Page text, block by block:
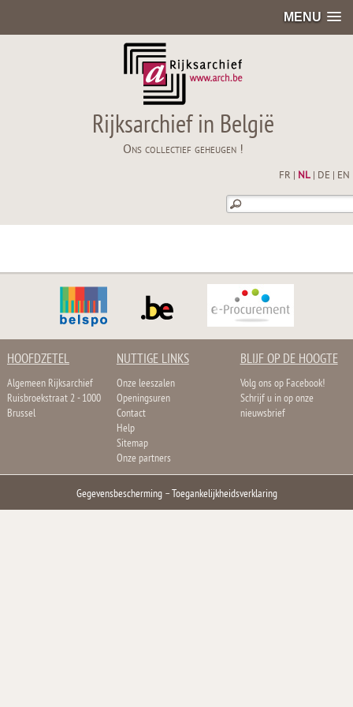
MENU
Rijksarchief in België
Ons collectief geheugen !
FR NL| DE EN
HOOFDZETEL
Algemeen Rijksarchief
Ruisbroekstraat 2 - 1000
Brussel
NUTTIGE LINKS
Onze leeszalen
Openingsuren
Contact
Help
Sitemap
Onze partners
BLIJF OP DE HOOGTE
Volg ons op Facebook!
Schrijf u in op onze
nieuwsbrief
Gegevensbescherming–Toegankelijkheidsverklaring